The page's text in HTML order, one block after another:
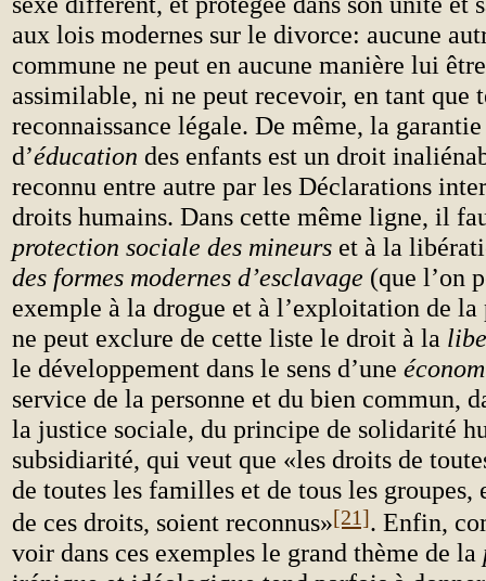
aux lois modernes sur le divorce: aucune
commune ne peut en aucune manière lui
assimilable, ni ne peut recevoir, en tant que
reconnaissance légale. De même, la
d’éducation des enfants est un droit
reconnu entre autre par les Déclarations
droits humains. Dans cette même ligne, il
protection sociale des mineurs et à la
des formes modernes d’esclavage (que l’on
exemple à la drogue et à l’exploitation de
ne peut exclure de cette liste le droit à la
le développement dans le sens d’une
service de la personne et du bien commun,
la justice sociale, du principe de solidarité
subsidiarité, qui veut que «les droits de
de toutes les familles et de tous les groupes,
de ces droits, soient reconnus»[21]. Enfin,
voir dans ces exemples le grand thème de la